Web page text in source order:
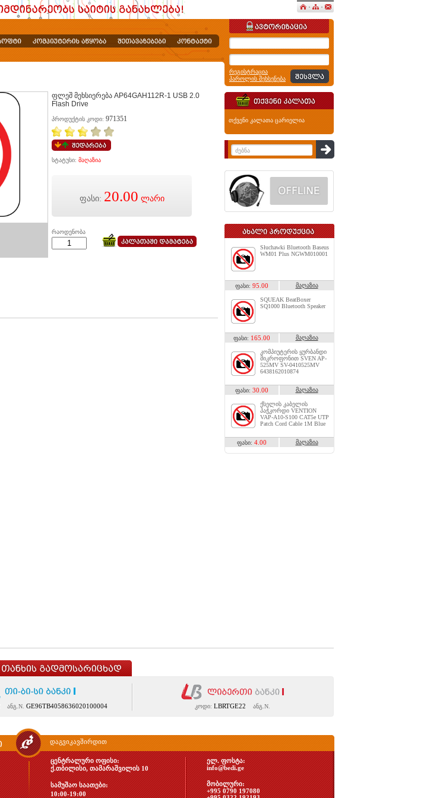
ფლეშ მეხსიერება AP64GAH112R-1 USB 2.0
Flash Drive
პროდუქტის კოდი: 971351
სტატუსი: მაღაზია
ფასი: 20.00 ლარი
რაოდენობა
რეგისტრაცია
პაროლის შეხსენება
თქვენი კალათა ცარიელია
Słuchawki Bluetooth Baseus
WM01 Plus NGWM010001
ფასი: 95.00 მაღაზია
SQUEAK BeatBoxer
SQ1000 Bluetooth Speaker
ფასი: 165.00 მაღაზია
კომპიუტერის ყურბანდი
მიკროფონით SVEN AP-
525MV SV-0410525MV
6438162010874
ფასი: 30.00 მაღაზია
ქსელის კაბელის
პაჭკორდი VENTION
VAP-A10-S100 CAT5e UTP
Patch Cord Cable 1M Blue
ფასი: 4.00 მაღაზია
ანგ.N. GE96TB4058636020100004 კოდი: LBRTGE22 ანგ.N.
დაგვიკავშირდით
ცენტრალური ოფისი:
ქ.თბილისი, თამარაშვილის 10
სამუშაო საათები:
10:00-19:00
ელ. ფოსტა:
info@bedi.ge
მობილური:
+995 0790 197080